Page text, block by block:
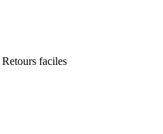
Retours faciles